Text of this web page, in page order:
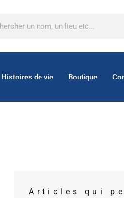
Histoires de vie Boutique
Articles qui